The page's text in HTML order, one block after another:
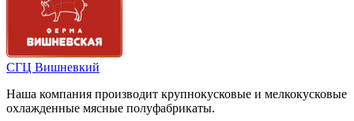
СГЦ Вишневкий
Наша компания производит крупнокусковые и мелкокусковые
охлажденные мясные полуфабрикаты.